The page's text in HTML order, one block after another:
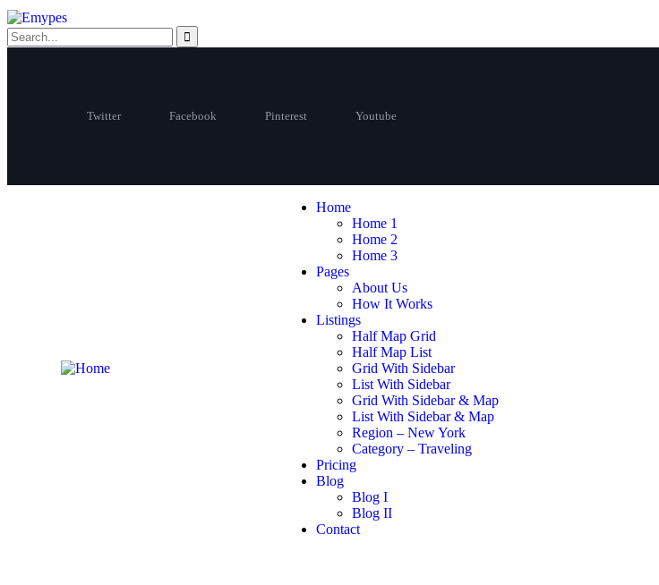
Twitter Facebook Pinterest Youtube
Home
Home 1
Home 2
Home 3
Pages
About Us
How It Works
Listings
Half Map Grid
Half Map List
Grid With Sidebar
List With Sidebar
Grid With Sidebar & Map
List With Sidebar & Map
Region – New York
Category – Traveling
Pricing
Blog
Blog I
Blog II
Contact